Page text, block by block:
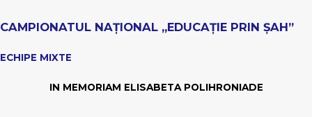
CAMPIONATUL NAȚIONAL „EDUCAȚIE PRIN ȘAH”
ECHIPE MIXTE
IN MEMORIAM ELISABETA POLIHRONIADE